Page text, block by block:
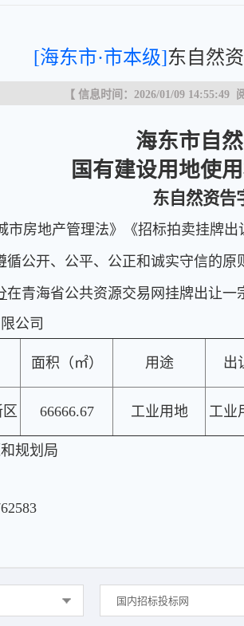
[海东市·市本级]东自然
【 信息时间：2026/01/09 14:55:49
海东市自
国有建设用地使
东自然资告
房地产管理法》《招标拍卖挂牌
公开、公平、公正和诚实守信的原
在青海省公共资源交易网挂牌出让一
公司
面积（㎡） 用途 出
66666.67 工业用地 工业
规划局
国内招标投标网